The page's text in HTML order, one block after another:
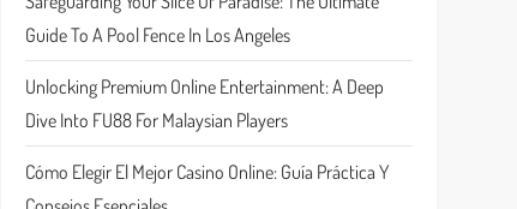
Guide To A Pool Fence In Los Angeles
Unlocking Premium Online Entertainment: A Deep
Dive Into FU88 For Malaysian Players
Cómo Elegir El Mejor Casino Online: Guía Práctica Y